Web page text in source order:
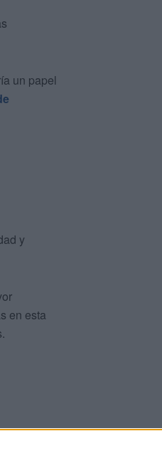
un papel
y
en esta